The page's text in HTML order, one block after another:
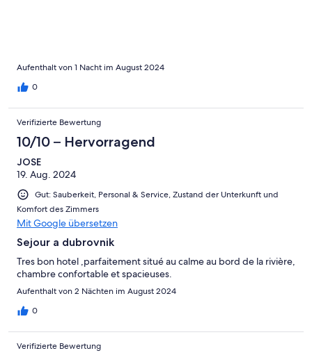
Aufenthalt von 1 Nacht im August 2024
0
Verifizierte Bewertung
10/10 – Hervorragend
JOSE
19. Aug. 2024
Gut: Sauberkeit, Personal & Service, Zustand der Unterkunft und
Komfort des Zimmers
Mit Google übersetzen
Sejour a dubrovnik
Tres bon hotel ,parfaitement situé au calme au bord de la rivière,
chambre confortable et spacieuses.
Aufenthalt von 2 Nächten im August 2024
0
Verifizierte Bewertung